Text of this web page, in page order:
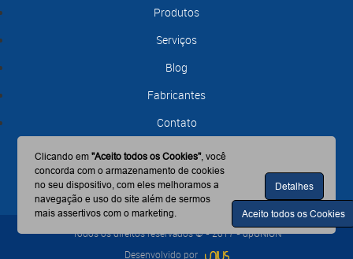
Produtos
Serviços
Blog
Fabricantes
Contato
Todos os direitos reservados © - 2017 - dpUNION
Desenvolvido por
Clicando em"Aceito todos os Cookies", você
concorda com o armazenamento de cookies
no seu dispositivo, com eles melhoramos a
navegação e uso do site além de sermos
mais assertivos com o marketing.
Detalhes
Aceito todos os Cookies